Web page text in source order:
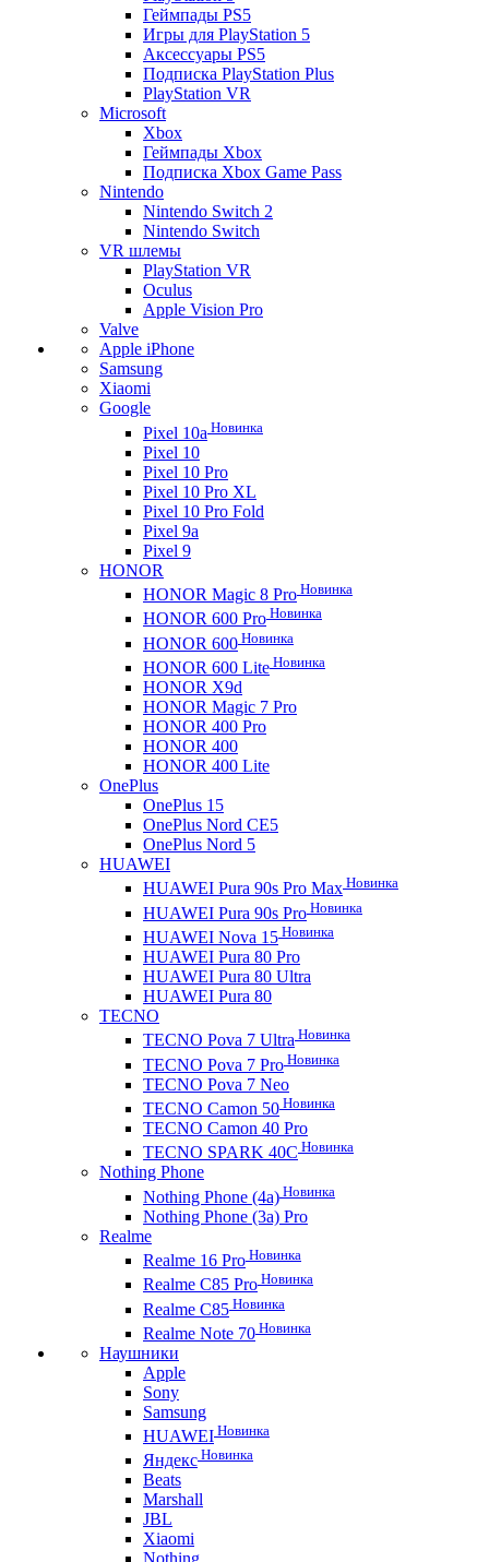
Геймпады PS5
Игры для PlayStation 5
Аксессуары PS5
Подписка PlayStation Plus
PlayStation VR
Microsoft
Xbox
Геймпады Xbox
Подписка Xbox Game Pass
Nintendo
Nintendo Switch 2
Nintendo Switch
VR шлемы
PlayStation VR
Oculus
Apple Vision Pro
Valve
Apple iPhone
Samsung
Xiaomi
Google
Pixel 10a Новинка
Pixel 10
Pixel 10 Pro
Pixel 10 Pro XL
Pixel 10 Pro Fold
Pixel 9a
Pixel 9
HONOR
HONOR Magic 8 Pro Новинка
HONOR 600 Pro Новинка
HONOR 600 Новинка
HONOR 600 Lite Новинка
HONOR X9d
HONOR Magic 7 Pro
HONOR 400 Pro
HONOR 400
HONOR 400 Lite
OnePlus
OnePlus 15
OnePlus Nord CE5
OnePlus Nord 5
HUAWEI
HUAWEI Pura 90s Pro Max Новинка
HUAWEI Pura 90s Pro Новинка
HUAWEI Nova 15 Новинка
HUAWEI Pura 80 Pro
HUAWEI Pura 80 Ultra
HUAWEI Pura 80
TECNO
TECNO Pova 7 Ultra Новинка
TECNO Pova 7 Pro Новинка
TECNO Pova 7 Neo
TECNO Camon 50 Новинка
TECNO Camon 40 Pro
TECNO SPARK 40C Новинка
Nothing Phone
Nothing Phone (4a) Новинка
Nothing Phone (3a) Pro
Realme
Realme 16 Pro Новинка
Realme C85 Pro Новинка
Realme C85 Новинка
Realme Note 70 Новинка
Наушники
Apple
Sony
Samsung
HUAWEI Новинка
Яндекс Новинка
Beats
Marshall
JBL
Xiaomi